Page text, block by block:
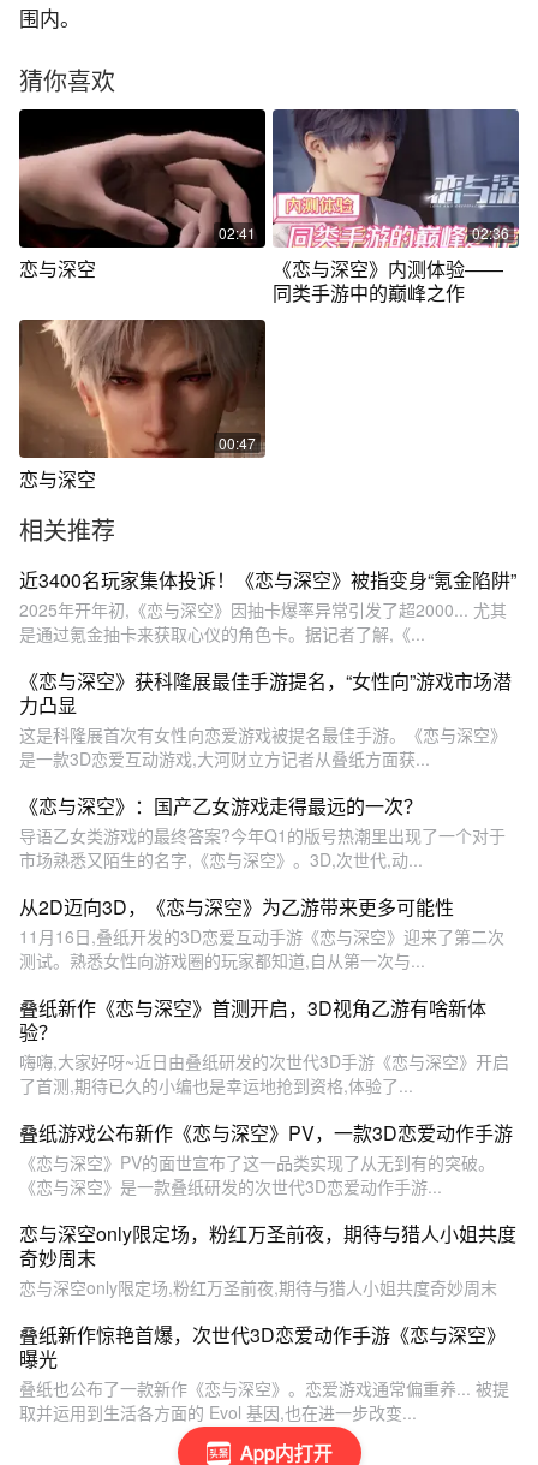
App内打开
围内。
猜你喜欢
02:41
恋与深空
02:36
《恋与深空》内测体验——
同类手游中的巅峰之作
00:47
恋与深空
相关推荐
近3400名玩家集体投诉！《恋与深空》被指变身“氪金陷阱”
2025年开年初,《恋与深空》因抽卡爆率异常引发了超2000... 尤其
是通过氪金抽卡来获取心仪的角色卡。据记者了解,《...
《恋与深空》获科隆展最佳手游提名，“女性向”游戏市场潜
力凸显
这是科隆展首次有女性向恋爱游戏被提名最佳手游。《恋与深空》
是一款3D恋爱互动游戏,大河财立方记者从叠纸方面获...
《恋与深空》：国产乙女游戏走得最远的一次？
导语乙女类游戏的最终答案?今年Q1的版号热潮里出现了一个对于
市场熟悉又陌生的名字,《恋与深空》。3D,次世代,动...
从2D迈向3D，《恋与深空》为乙游带来更多可能性
11月16日,叠纸开发的3D恋爱互动手游《恋与深空》迎来了第二次
测试。熟悉女性向游戏圈的玩家都知道,自从第一次与...
叠纸新作《恋与深空》首测开启，3D视角乙游有啥新体
验？
嗨嗨,大家好呀~近日由叠纸研发的次世代3D手游《恋与深空》开启
了首测,期待已久的小编也是幸运地抢到资格,体验了...
叠纸游戏公布新作《恋与深空》PV，一款3D恋爱动作手游
《恋与深空》PV的面世宣布了这一品类实现了从无到有的突破。
《恋与深空》是一款叠纸研发的次世代3D恋爱动作手游...
恋与深空only限定场，粉红万圣前夜，期待与猎人小姐共度
奇妙周末
恋与深空only限定场,粉红万圣前夜,期待与猎人小姐共度奇妙周末
叠纸新作惊艳首爆，次世代3D恋爱动作手游《恋与深空》
曝光
叠纸也公布了一款新作《恋与深空》。恋爱游戏通常偏重养... 被提
取并运用到生活各方面的 Evol 基因,也在进一步改变...